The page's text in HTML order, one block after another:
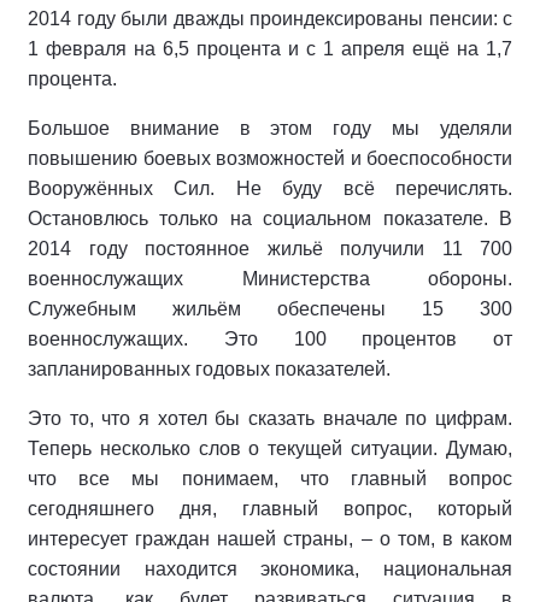
2014 году были дважды проиндексированы пенсии: с
1 февраля на 6,5 процента и с 1 апреля ещё на 1,7
процента.
Большое внимание в этом году мы уделяли
повышению боевых возможностей и боеспособности
Вооружённых Сил. Не буду всё перечислять.
Остановлюсь только на социальном показателе. В
2014 году постоянное жильё получили 11 700
военнослужащих Министерства обороны.
Служебным жильём обеспечены 15 300
военнослужащих. Это 100 процентов от
запланированных годовых показателей.
Это то, что я хотел бы сказать вначале по цифрам.
Теперь несколько слов о текущей ситуации. Думаю,
что все мы понимаем, что главный вопрос
сегодняшнего дня, главный вопрос, который
интересует граждан нашей страны, – о том, в каком
состоянии находится экономика, национальная